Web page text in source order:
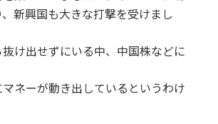
新興国も大きな打撃を受けまし
け出せずにいる中、中国株などに
ネーが動き出しているというわけ